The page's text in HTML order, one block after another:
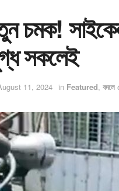
চমক! সাইকেল
সকলেই
11, 2024 in Featured, বদলে